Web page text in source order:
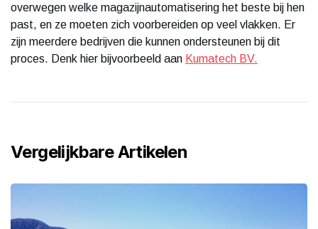
overwegen welke magazijnautomatisering het beste bij hen
past, en ze moeten zich voorbereiden op veel vlakken. Er
zijn meerdere bedrijven die kunnen ondersteunen bij dit
proces. Denk hier bijvoorbeeld aan Kumatech BV.
Vergelijkbare Artikelen